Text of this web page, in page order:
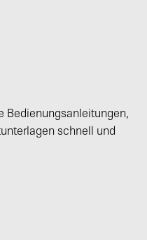
Bedienungsanleitungen,
schnell und